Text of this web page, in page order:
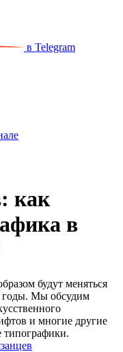
в Telegram
как
в
будут меняться
Мы обсудим
и многие другие
типографики.